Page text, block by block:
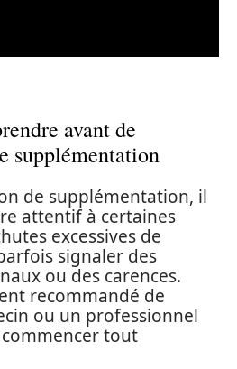
avant de
supplémentation
de supplémentation, il
attentif à certaines
excessives de
signaler des
ou des carences.
recommandé de
ou un professionnel
tout